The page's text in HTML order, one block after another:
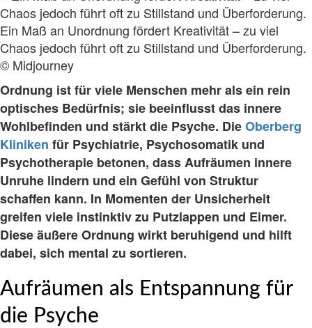
Ein Maß an Unordnung fördert Kreativität – zu viel
Chaos jedoch führt oft zu Stillstand und Überforderung.
© Midjourney
Ordnung ist für viele Menschen mehr als ein rein
optisches Bedürfnis; sie beeinflusst das innere
Wohlbefinden und stärkt die Psyche. DieOberberg
Kliniken für Psychiatrie, Psychosomatik und
Psychotherapie betonen, dass Aufräumen innere
Unruhe lindern und ein Gefühl von Struktur
schaffen kann. In Momenten der Unsicherheit
greifen viele instinktiv zu Putzlappen und Eimer.
Diese äußere Ordnung wirkt beruhigend und hilft
dabei, sich mental zu sortieren.
Aufräumen als Entspannung für
die Psyche